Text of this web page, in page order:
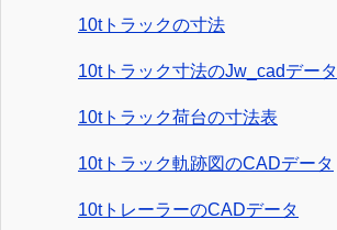
10tトラックの寸法
10tトラック寸法のJw_cadデータ
10tトラック荷台の寸法表
10tトラック軌跡図のCADデータ
10tトレーラーのCADデータ